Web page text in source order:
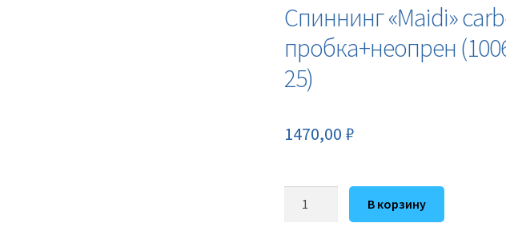
Спиннинг «Maidi»
пробка+неопрен
25)
1470,00 ₽
Количество
В корзину